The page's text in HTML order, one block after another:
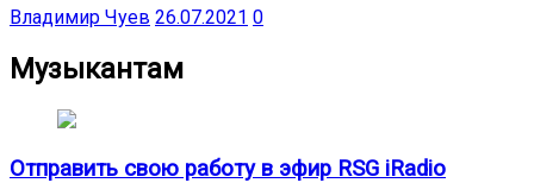
Владимир Чуев 26.07.2021 0
Музыкантам
Отправить свою работу в эфир RSG iRadio